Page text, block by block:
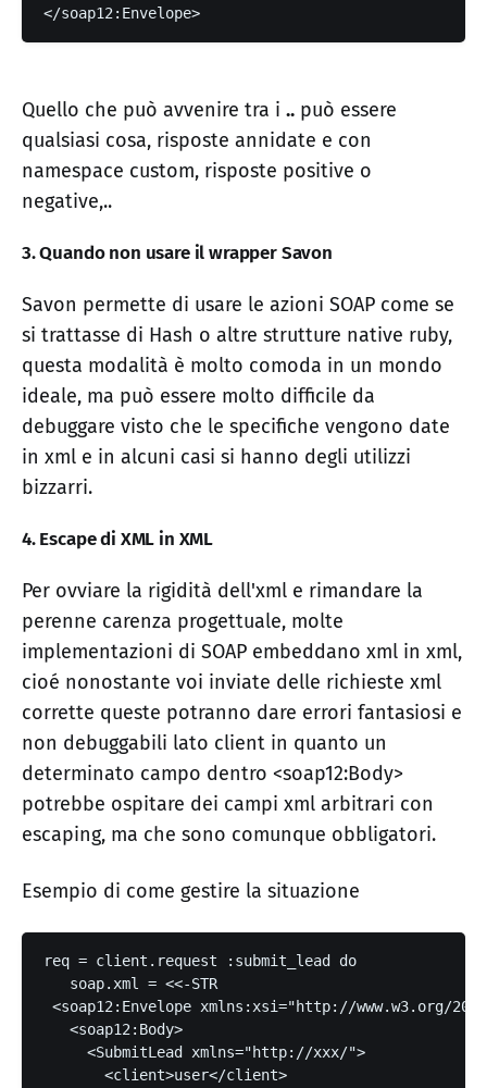
</soap12:Envelope>
Quello che può avvenire tra i .. può essere
qualsiasi cosa, risposte annidate e con
namespace custom, risposte positive o
negative,..
3. Quando non usare il wrapper Savon
Savon permette di usare le azioni SOAP come se
si trattasse di Hash o altre strutture native ruby,
questa modalità è molto comoda in un mondo
ideale, ma può essere molto difficile da
debuggare visto che le specifiche vengono date
in xml e in alcuni casi si hanno degli utilizzi
bizzarri.
4. Escape di XML in XML
Per ovviare la rigidità dell'xml e rimandare la
perenne carenza progettuale, molte
implementazioni di SOAP embeddano xml in xml,
cioé nonostante voi inviate delle richieste xml
corrette queste potranno dare errori fantasiosi e
non debuggabili lato client in quanto un
determinato campo dentro <soap12:Body>
potrebbe ospitare dei campi xml arbitrari con
escaping, ma che sono comunque obbligatori.
Esempio di come gestire la situazione
req = client.request :submit_lead do
soap.xml = <<-STR
<soap12:Envelope xmlns:xsi="http://www.w3.org/
<soap12:Body>
<SubmitLead xmlns="http://xxx/">
<client>user</client>